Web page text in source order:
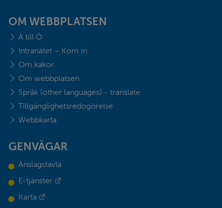
OM WEBBPLATSEN
A till Ö
Intranätet – Kom in
Om kakor
Om webbplatsen
Språk (other languages) - translate
Tillgänglighetsredogörelse
Webbkarta
GENVÄGAR
Anslagstavla
E-tjänster
Karta